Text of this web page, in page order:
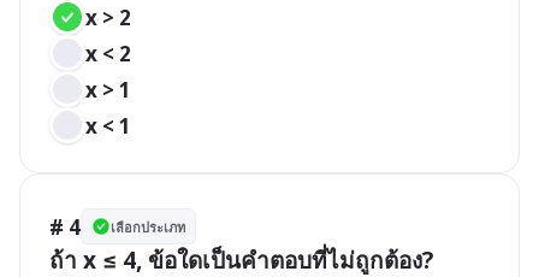
x > 2
x < 2
x > 1
x < 1
# 4 เลือกประเภท
ถ้า x ≤ 4, ข้อใดเป็นคำตอบที่ไม่ถูกต้อง?